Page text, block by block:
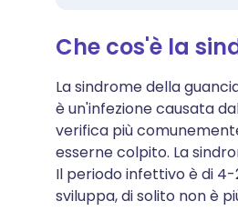
Che cos'è la
La sindrome della
è un'infezione causata
verifica più
esserne colpito. La
Il periodo infettivo è di
sviluppa, di solito non è